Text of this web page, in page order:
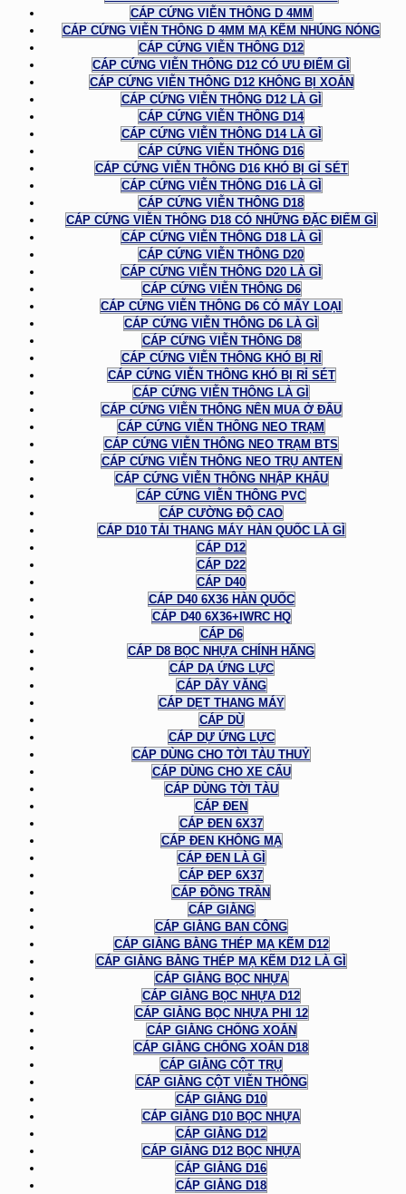
CÁP CỨNG VIỄN THÔNG D 4MM
CÁP CỨNG VIỄN THÔNG D 4MM MẠ KẼM NHÚNG NÓNG
CÁP CỨNG VIỄN THÔNG D12
CÁP CỨNG VIỄN THÔNG D12 CÓ ƯU ĐIỂM GÌ
CÁP CỨNG VIỄN THÔNG D12 KHÔNG BỊ XOẮN
CÁP CỨNG VIỄN THÔNG D12 LÀ GÌ
CÁP CỨNG VIỄN THÔNG D14
CÁP CỨNG VIỄN THÔNG D14 LÀ GÌ
CÁP CỨNG VIỄN THÔNG D16
CÁP CỨNG VIỄN THÔNG D16 KHÓ BỊ GỈ SÉT
CÁP CỨNG VIỄN THÔNG D16 LÀ GÌ
CÁP CỨNG VIỄN THÔNG D18
CÁP CỨNG VIỄN THÔNG D18 CÓ NHỮNG ĐẶC ĐIỂM GÌ
CÁP CỨNG VIỄN THÔNG D18 LÀ GÌ
CÁP CỨNG VIỄN THÔNG D20
CÁP CỨNG VIỄN THÔNG D20 LÀ GÌ
CÁP CỨNG VIỄN THÔNG D6
CÁP CỨNG VIỄN THÔNG D6 CÓ MẤY LOẠI
CÁP CỨNG VIỄN THÔNG D6 LÀ GÌ
CÁP CỨNG VIỄN THÔNG D8
CÁP CỨNG VIỄN THÔNG KHÓ BỊ RỈ
CÁP CỨNG VIỄN THÔNG KHÓ BỊ RỈ SÉT
CÁP CỨNG VIỄN THÔNG LÀ GÌ
CÁP CỨNG VIỄN THÔNG NÊN MUA Ở ĐÂU
CÁP CỨNG VIỄN THÔNG NEO TRẠM
CÁP CỨNG VIỄN THÔNG NEO TRẠM BTS
CÁP CỨNG VIỄN THÔNG NEO TRỤ ANTEN
CÁP CỨNG VIỄN THÔNG NHẬP KHẨU
CÁP CỨNG VIỄN THÔNG PVC
CÁP CƯỜNG ĐỘ CAO
CÁP D10 TẢI THANG MÁY HÀN QUỐC LÀ GÌ
CÁP D12
CÁP D22
CÁP D40
CÁP D40 6X36 HÀN QUỐC
CÁP D40 6X36+IWRC HQ
CÁP D6
CÁP D8 BỌC NHỰA CHÍNH HÃNG
CÁP DẠ ỨNG LỰC
CÁP DÂY VĂNG
CÁP DẸT THANG MÁY
CÁP DÙ
CÁP DỰ ỨNG LỰC
CÁP DÙNG CHO TỜI TÀU THUỶ
CÁP DÙNG CHO XE CẨU
CÁP DÙNG TỜI TÀU
CÁP ĐEN
CÁP ĐEN 6X37
CÁP ĐEN KHÔNG MẠ
CÁP ĐEN LÀ GÌ
CÁP ĐEP 6X37
CÁP ĐỒNG TRẦN
CÁP GIẰNG
CÁP GIẰNG BAN CÔNG
CÁP GIẰNG BẰNG THÉP MẠ KẼM D12
CÁP GIẰNG BẰNG THÉP MẠ KẼM D12 LÀ GÌ
CÁP GIẰNG BỌC NHỰA
CÁP GIẰNG BỌC NHỰA D12
CÁP GIẰNG BỌC NHỰA PHI 12
CÁP GIẰNG CHỐNG XOẮN
CÁP GIẰNG CHỐNG XOẮN D18
CÁP GIẰNG CỘT TRỤ
CÁP GIẰNG CỘT VIỄN THÔNG
CÁP GIẰNG D10
CÁP GIẰNG D10 BỌC NHỰA
CÁP GIẰNG D12
CÁP GIẰNG D12 BỌC NHỰA
CÁP GIẰNG D16
CÁP GIẰNG D18